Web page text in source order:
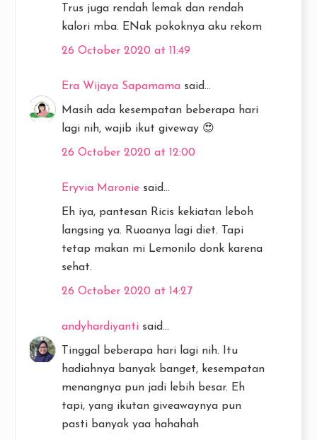
Trus juga rendah lemak dan rendah
kalori mba. ENak pokoknya aku rekom
26 October 2020 at 11:49
Era Wijaya Sapamama said...
Masih ada kesempatan beberapa hari
lagi nih, wajib ikut giveway 😍
26 October 2020 at 12:00
Eryvia Maronie said...
Eh iya, pantesan Ricis kekiatan leboh
langsing ya. Ruoanya lagi diet. Tapi
tetap makan mi Lemonilo donk karena
sehat.
26 October 2020 at 14:27
andyhardiyanti said...
Tinggal beberapa hari lagi nih. Itu
hadiahnya banyak banget, kesempatan
menangnya pun jadi lebih besar. Eh
tapi, yang ikutan giveawaynya pun
pasti banyak yaa hahahah